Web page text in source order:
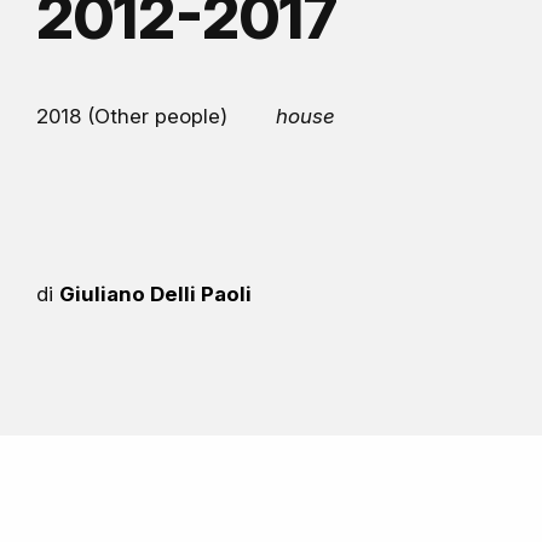
2012-2017
2018 (Other people) house
di Giuliano Delli Paoli